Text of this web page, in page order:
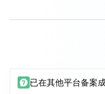
已在其他平台备案